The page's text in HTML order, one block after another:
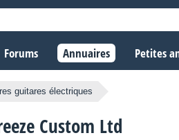
Forums Annuaires Petites
guitares électriques
Custom Ltd